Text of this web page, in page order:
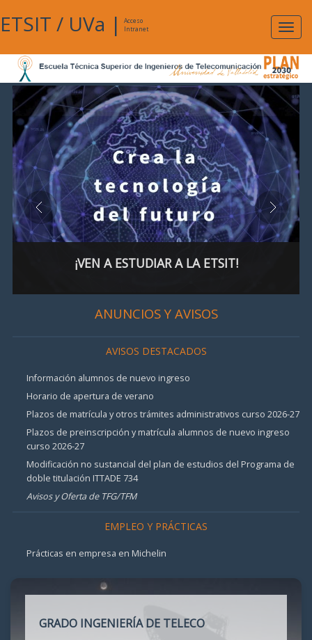
ETSIT / UVa |
Acceso
Intranet
¡VEN A ESTUDIAR A LA ETSIT!
ANUNCIOS Y AVISOS
AVISOS DESTACADOS
Información alumnos de nuevo ingreso
Horario de apertura de verano
Plazos de matrícula y otros trámites administrativos curso 2026-27
Plazos de preinscripción y matrícula alumnos de nuevo ingreso
curso 2026-27
Modificación no sustancial del plan de estudios del Programa de
doble titulación ITTADE 734
Avisos y Oferta de TFG/TFM
EMPLEO Y PRÁCTICAS
Prácticas en empresa en Michelin
GRADO INGENIERÍA DE TELECO